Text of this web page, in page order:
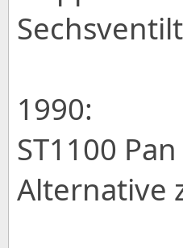
1990:
ST1100
Alternative